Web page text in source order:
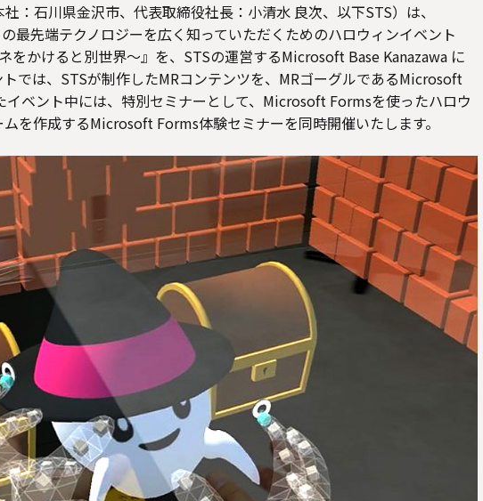
：石川県金沢市、代表取締役社長：小清水 良次、以下STS）は、
最先端テクノロジーを広く知っていただくためのハロウィンイベント
をかけると別世界～』を、STSの運営するMicrosoft Base Kanazawa に
では、STSが制作したMRコンテンツを、MRゴーグルであるMicrosoft
ベント中には、特別セミナーとして、Microsoft Formsを使ったハロウ
を作成するMicrosoft Forms体験セミナーを同時開催いたします。